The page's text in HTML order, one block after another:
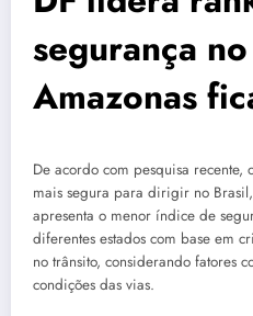
segurança
Amazonas
De acordo com pesquisa
mais segura para dirigir no
apresenta o menor índice de
diferentes estados com base em
no trânsito, considerando fatores
condições das vias.